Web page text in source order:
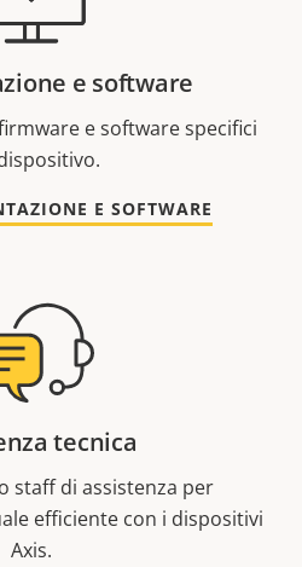
e software
e software specifici
E SOFTWARE
tecnica
staff di assistenza per
efficiente con i dispositivi
Axis.